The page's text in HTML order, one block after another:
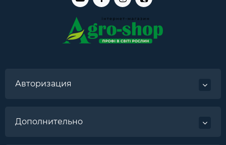
Авторизация
Дополнительно